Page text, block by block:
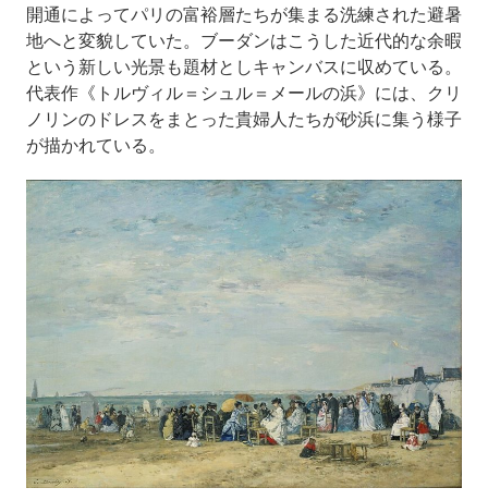
開通によってパリの富裕層たちが集まる洗練された避暑
地へと変貌していた。ブーダンはこうした近代的な余暇
という新しい光景も題材としキャンバスに収めている。
代表作《トルヴィル＝シュル＝メールの浜》には、クリ
ノリンのドレスをまとった貴婦人たちが砂浜に集う様子
が描かれている。